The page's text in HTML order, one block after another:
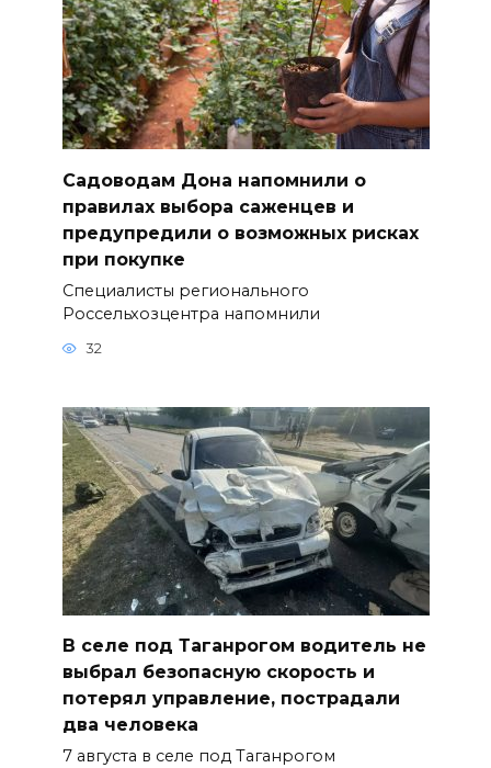
Садоводам Дона напомнили о
правилах выбора саженцев и
предупредили о возможных рисках
при покупке
Специалисты регионального
Россельхозцентра напомнили
32
В селе под Таганрогом водитель не
выбрал безопасную скорость и
потерял управление, пострадали
два человека
7 августа в селе под Таганрогом